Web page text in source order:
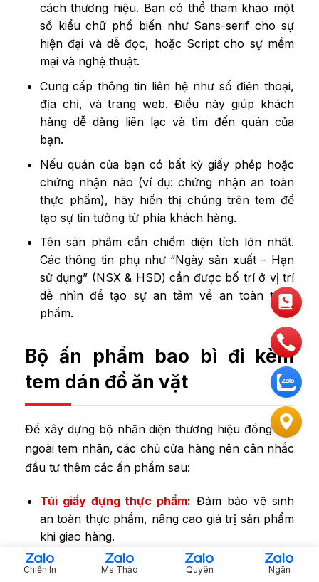
cách thương hiệu. Bạn có thể tham khảo một
số kiểu chữ phổ biến như Sans-serif cho sự
hiện đại và dễ đọc, hoặc Script cho sự mềm
mại và nghệ thuật.
Cung cấp thông tin liên hệ như số điện thoại,
địa chỉ, và trang web. Điều này giúp khách
hàng dễ dàng liên lạc và tìm đến quán của
bạn.
Nếu quán của bạn có bất kỳ giấy phép hoặc
chứng nhận nào (ví dụ: chứng nhận an toàn
thực phẩm), hãy hiển thị chúng trên tem để
tạo sự tin tưởng từ phía khách hàng.
Tên sản phẩm cần chiếm diện tích lớn nhất.
Các thông tin phụ như “Ngày sản xuất – Hạn
sử dụng” (NSX & HSD) cần được bố trí ở vị trí
dễ nhìn để tạo sự an tâm về an toàn thực
phẩm.
Bộ ấn phẩm bao bì đi kèm
tem dán đồ ăn vặt
Để xây dựng bộ nhận diện thương hiệu đồng bộ,
ngoài tem nhãn, các chủ cửa hàng nên cân nhắc
đầu tư thêm các ấn phẩm sau:
Túi giấy đựng thực phẩm: Đảm bảo vệ sinh
an toàn thực phẩm, nâng cao giá trị sản phẩm
khi giao hàng.
Hộp giấy đựng thức ăn:Thay thế hộp
xốp/nhựa, tạo thiện cảm với khách hàng quan
Chiến In Ms Thảo Quyên Ngân